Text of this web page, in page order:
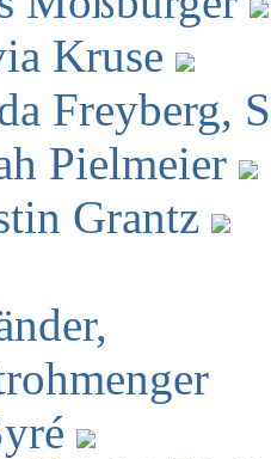
Kruse
Freyberg,
Pielmeier
Grantz